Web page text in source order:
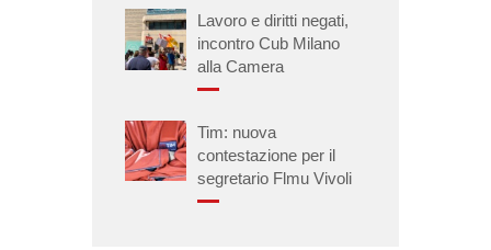
Lavoro e diritti negati,
incontro Cub Milano
alla Camera
Tim: nuova
contestazione per il
segretario Flmu Vivoli